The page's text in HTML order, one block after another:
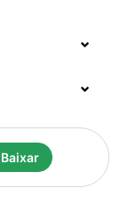
Baixar